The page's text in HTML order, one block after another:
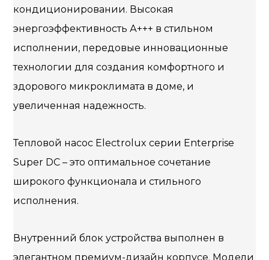
кондиционировании. Высокая
энергоэффективность А+++ в стильном
исполнении, передовые инновационные
технологии для создания комфортного и
здорового микроклимата в доме, и
увеличенная надежность.
Тепловой насос Electrolux серии Enterprise
Super DC – это оптимальное сочетание
широкого функционала и стильного
исполнения.
Внутренний блок устройства выполнен в
элегантном премиум-дизайн корпусе. Модели